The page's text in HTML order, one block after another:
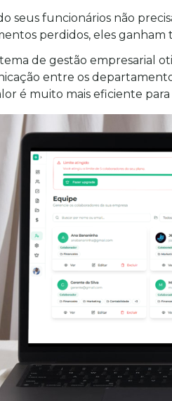
seus funcionários não
perdidos, eles
de gestão empresarial
entre os
é muito mais eficiente